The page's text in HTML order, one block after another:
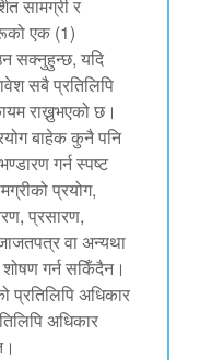
सामग्री र
एक (1)
सक्नुहुन्छ, यदि
सबै प्रतिलिपि
राख्नुभएको छ।
बाहेक कुनै पनि
गर्न स्पष्ट
प्रयोग,
प्रसारण,
वा अन्यथा
गर्न सकिँदैन।
प्रतिलिपि अधिकार
अधिकार